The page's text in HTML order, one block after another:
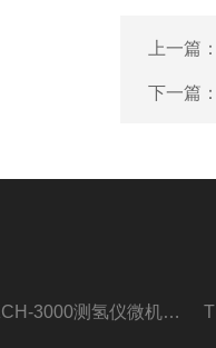
上一篇
下一篇
TKCH-3000测氢仪微机氢元素测定煤质检测